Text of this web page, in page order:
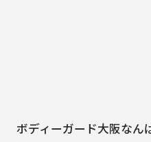
ボディーガード大阪なん